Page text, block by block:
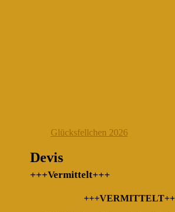
Glücksfellchen 2026
Devis
+++Vermittelt+++